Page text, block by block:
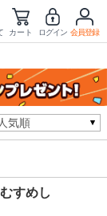
カート ログイン 会員登録
すめし